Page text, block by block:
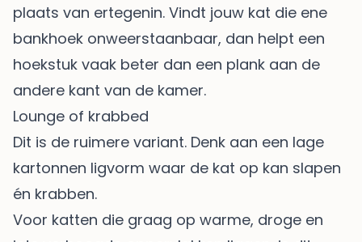
plaats van ertegenin. Vindt jouw kat die ene
bankhoek onweerstaanbaar, dan helpt een
hoekstuk vaak beter dan een plank aan de
andere kant van de kamer.
Lounge of krabbed
Dit is de ruimere variant. Denk aan een lage
kartonnen ligvorm waar de kat op kan slapen
én krabben.
Voor katten die graag op warme, droge en